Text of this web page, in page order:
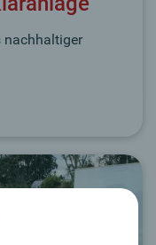
nachhaltiger